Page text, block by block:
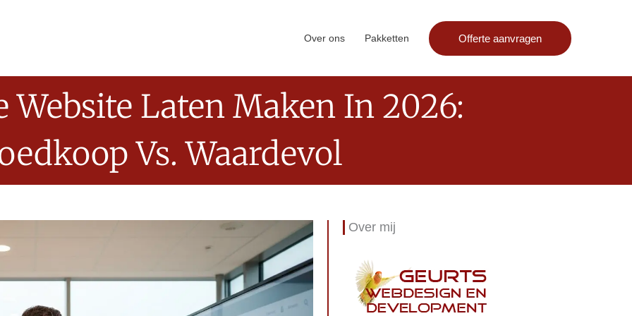
Over ons Pakketten Offerte aanvragen
Website Laten Maken In 2026:
Vs. Waardevol
Over mij